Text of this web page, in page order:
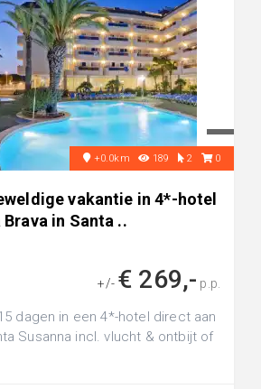
+0.0km 189 2 0
vakantie in 4*-hotel
in Santa ..
+/- € 269,- p.p.
dagen in een 4*-hotel direct aan
Susanna incl. vlucht & ontbijt of